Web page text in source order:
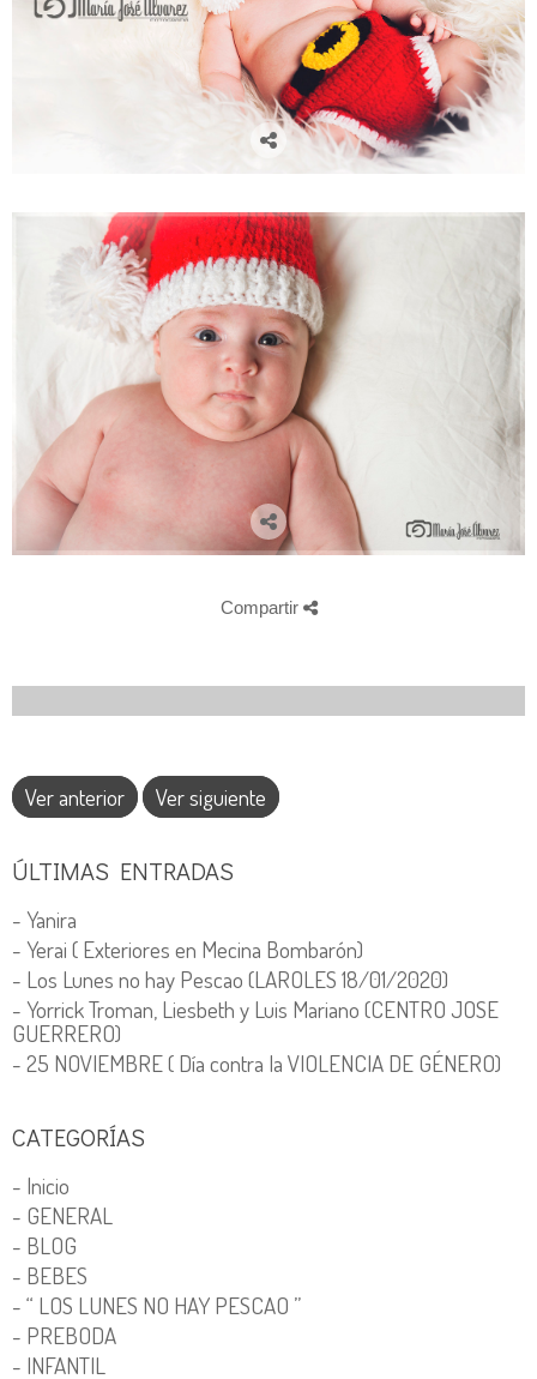
Compartir
Ver anterior Ver siguiente
ÚLTIMAS ENTRADAS
- Yanira
- Yerai ( Exteriores en Mecina Bombarón)
- Los Lunes no hay Pescao (LAROLES 18/01/2020)
- Yorrick Troman, Liesbeth y Luis Mariano (CENTRO JOSE
GUERRERO)
- 25 NOVIEMBRE ( Día contra la VIOLENCIA DE GÉNERO)
CATEGORÍAS
- Inicio
- GENERAL
- BLOG
- BEBES
- “ LOS LUNES NO HAY PESCAO ”
- PREBODA
- INFANTIL